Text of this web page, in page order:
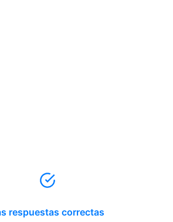
respuestas correctas